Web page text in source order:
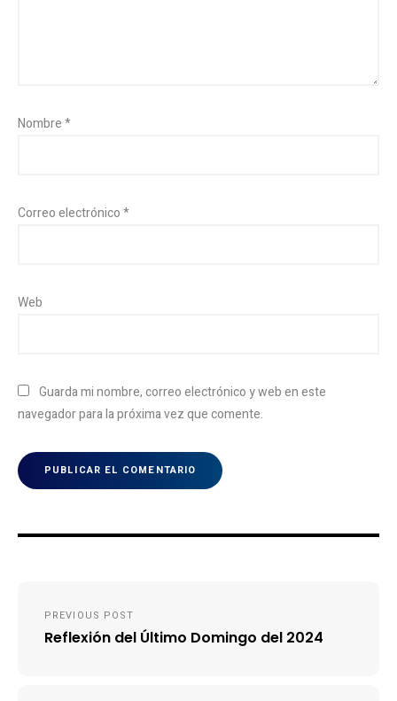
Nombre*
Correo electrónico*
Web
Guarda mi nombre, correo electrónico y web en este
navegador para la próxima vez que comente.
PREVIOUS POST
Reflexión del Último Domingo del 2024